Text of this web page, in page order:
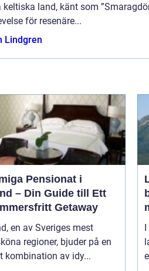
keltiska land, känt som
för resenäre...
Lindgren
Pensionat i
– Din Guide till Ett
Getaway
en av Sveriges mest
regioner, bjuder på en
kombination av idy...